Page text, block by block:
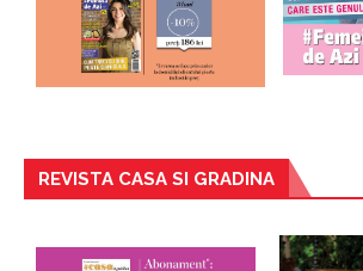
REVISTA CASA SI GRADINA